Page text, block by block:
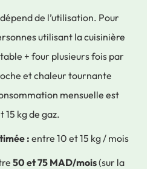
de l’utilisation. Pour
utilisant la cuisinière
+ four plusieurs fois par
et chaleur tournante
mensuelle est
15 kg de gaz.
: entre 10 et 15 kg / mois
50 et 75 MAD/mois(sur la